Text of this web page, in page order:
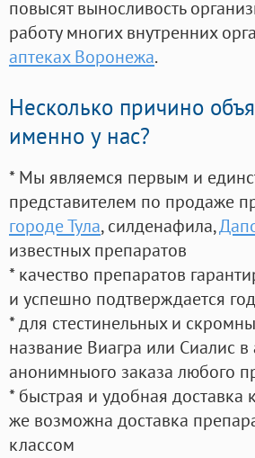
повысят выносливость
работу многих внутренних
аптеках Воронежа.
Несколько причино
именно у нас?
* Мы являемся первым и
представителем по продаже
городе Тула, силденафила,
известных препаратов
* качество препаратов
и успешно подтверждается
* для стестинельных и
название Виагра или Сиалис
анонимныого заказа любого
* быстрая и удобная доставка
же возможна доставка
классом